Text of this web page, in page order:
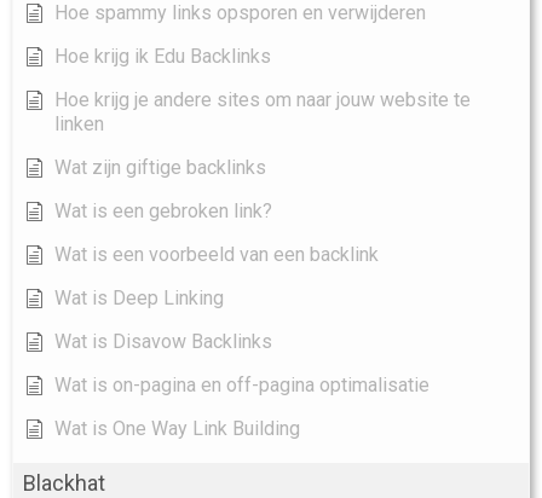
Hoe spammy links opsporen en verwijderen
Hoe krijg ik Edu Backlinks
Hoe krijg je andere sites om naar jouw website te
linken
Wat zijn giftige backlinks
Wat is een gebroken link?
Wat is een voorbeeld van een backlink
Wat is Deep Linking
Wat is Disavow Backlinks
Wat is on-pagina en off-pagina optimalisatie
Wat is One Way Link Building
Blackhat